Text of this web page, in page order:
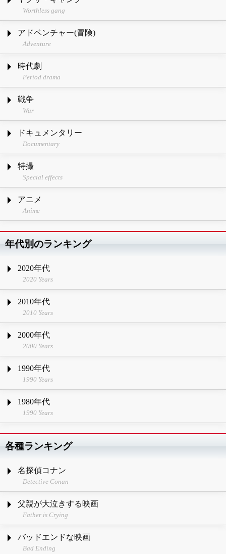
Worthless gang
アドベンチャー(冒険)
Adventure
時代劇
Period drama
戦争
War
ドキュメンタリー
Documentary
特撮
Special effects
アニメ
Anime
年代別のランキング
2020年代
2020 Years
2010年代
2010 Years
2000年代
2000 Years
1990年代
1990 Years
1980年代
1990 Years
各種ランキング
名探偵コナン
Detective Conan
父親が大泣きする映画
Father is Crying
バッドエンドな映画
Bad Ending